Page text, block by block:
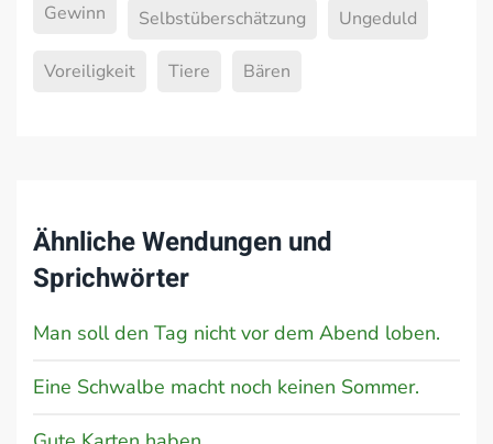
Gewinn
Selbstüberschätzung Ungeduld
Voreiligkeit Tiere Bären
Ähnliche Wendungen und
Sprichwörter
Man soll den Tag nicht vor dem Abend loben.
Eine Schwalbe macht noch keinen Sommer.